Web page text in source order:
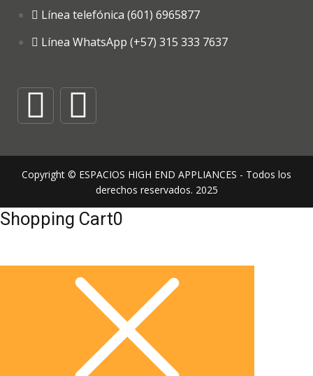
Línea telefónica (601) 6965877
Línea WhatsApp (+57) 315 333 7637
Copyright © ESPACIOS HIGH END APPLIANCES - Todos los
derechos reservados. 2025
Shopping Cart0